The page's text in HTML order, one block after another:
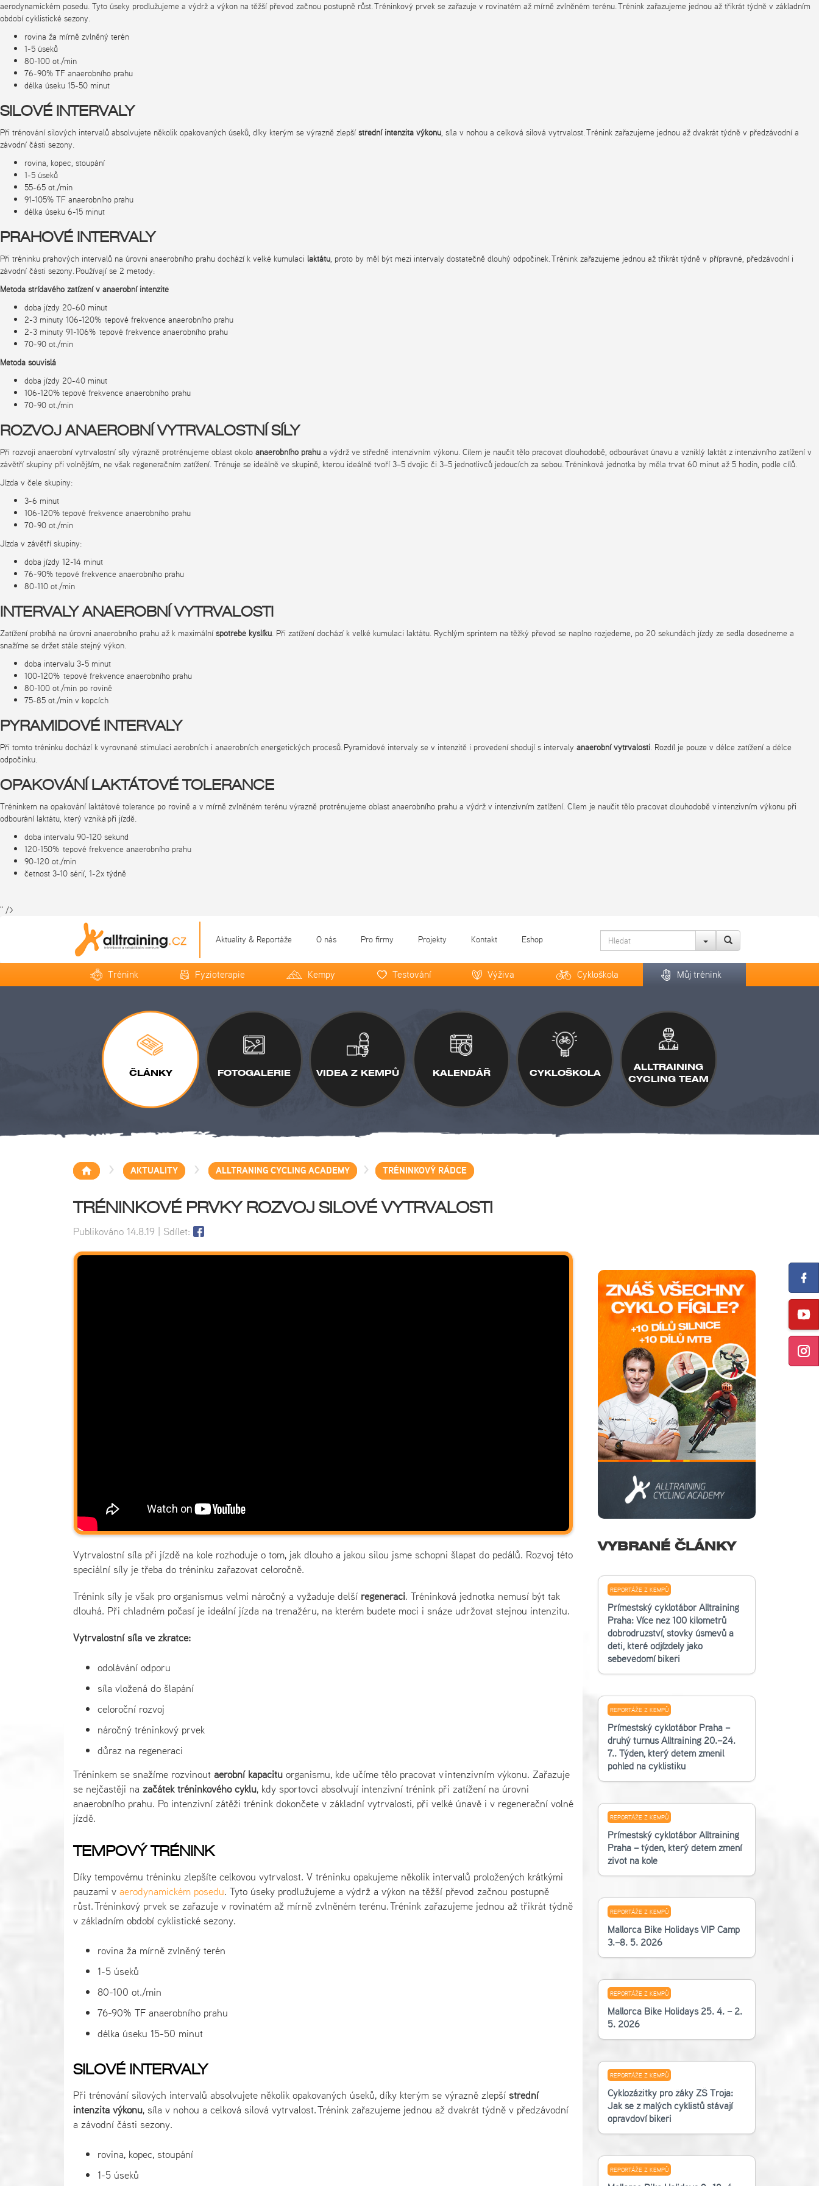
aerodynamickém posedu. Tyto úseky prodlužujeme a výdrž a výkon na těžší převod začnou postupně růst. Tréninkový prvek se zařazuje v rovinatém až mírně zvlněném terénu. Trénink zařazujeme jednou až třikrát týdně v základním
období cyklistické sezony.
rovina ža mírně zvlněný terén
1-5 úseků
80-100 ot./min
76-90% TF anaerobního prahu
délka úseku 15-50 minut
SILOVÉ INTERVALY
Při trénování silových intervalů absolvujete několik opakovaných úseků, díky kterým se výrazně zlepší střední intenzita výkonu, síla v nohou a celková silová vytrvalost. Trénink zařazujeme jednou až dvakrát týdně v předzávodní a
závodní části sezony.
rovina, kopec, stoupání
1-5 úseků
55-65 ot./min
91-105% TF anaerobního prahu
délka úseku 6-15 minut
PRAHOVÉ INTERVALY
Při tréninku prahových intervalů na úrovni anaerobního prahu dochází k velké kumulaci laktátu, proto by měl být mezi intervaly dostatečně dlouhý odpočinek. Trénink zařazujeme jednou až třikrát týdně v přípravné, předzávodní i
závodní části sezony. Používají se 2 metody:
Metoda střídavého zatížení v anaerobní intenzitě
doba jízdy 20-60 minut
2-3 minuty 106-120% tepové frekvence anaerobního prahu
2-3 minuty 91-106% tepové frekvence anaerobního prahu
70-90 ot./min
Metoda souvislá
doba jízdy 20-40 minut
106-120% tepové frekvence anaerobního prahu
70-90 ot./min
ROZVOJ ANAEROBNÍ VYTRVALOSTNÍ SÍLY
Při rozvoji anaerobní vytrvalostní síly výrazně protrénujeme oblast okolo anaerobního prahu a výdrž ve středně intenzivním výkonu. Cílem je naučit tělo pracovat dlouhodobě, odbourávat únavu a vzniklý laktát z intenzivního zatížení v
závětří skupiny při volnějším, ne však regeneračním zatížení. Trénuje se ideálně ve skupině, kterou ideálně tvoří 3–5 dvojic či 3–5 jednotlivců jedoucích za sebou. Tréninková jednotka by měla trvat 60 minut až 5 hodin, podle cílů.
Jízda v čele skupiny:
3-6 minut
106-120% tepové frekvence anaerobního prahu
70-90 ot./min
Jízda v závětří skupiny:
doba jízdy 12-14 minut
76-90% tepové frekvence anaerobního prahu
80-110 ot./min
INTERVALY ANAEROBNÍ VYTRVALOSTI
Zatížení probíhá na úrovni anaerobního prahu až k maximální spotřebě kyslíku. Při zatížení dochází k velké kumulaci laktátu. Rychlým sprintem na těžký převod se naplno rozjedeme, po 20 sekundách jízdy ze sedla dosedneme a
snažíme se držet stále stejný výkon.
doba intervalu 3-5 minut
100-120% tepové frekvence anaerobního prahu
80-100 ot./min po rovině
75-85 ot./min v kopcích
PYRAMIDOVÉ INTERVALY
Při tomto tréninku dochází k vyrovnané stimulaci aerobních i anaerobních energetických procesů. Pyramidové intervaly se v intenzitě i provedení shodují s intervaly anaerobní vytrvalosti. Rozdíl je pouze v délce zatížení a délce
odpočinku.
OPAKOVÁNÍ LAKTÁTOVÉ TOLERANCE
Tréninkem na opakování laktátové tolerance po rovině a v mírně zvlněném terénu výrazně protrénujeme oblast anaerobního prahu a výdrž v intenzivním zatížení. Cílem je naučit tělo pracovat dlouhodobě v intenzivním výkonu při
odbourání laktátu, který vzniká při jízdě.
doba intervalu 90-120 sekund
120-150% tepové frekvence anaerobního prahu
90-120 ot./min
četnost 3-10 sérií, 1-2x týdně
" />
Aktuality & Reportáže O nás Pro firmy Projekty Kontakt Eshop
Trénink Fyzioterapie Kempy Testování Výživa Cykloškola Můj trénink
ČLÁNKY FOTOGALERIE VIDEA Z KEMPŮ KALENDÁŘ CYKLOŠKOLA
ALLTRAINING
CYCLING TEAM
> AKTUALITY > ALLTRANING CYCLING ACADEMY > TRÉNINKOVÝ RÁDCE
TRÉNINKOVÉ PRVKY ROZVOJ SILOVÉ VYTRVALOSTI
Publikováno 14.8.19 | Sdílet:
Vytrvalostní síla při jízdě na kole rozhoduje o tom, jak dlouho a jakou silou jsme schopni šlapat do pedálů. Rozvoj této
speciální síly je třeba do tréninku zařazovat celoročně.
Trénink síly je však pro organismus velmi náročný a vyžaduje delší regeneraci. Tréninková jednotka nemusí být tak
dlouhá. Při chladném počasí je ideální jízda na trenažéru, na kterém budete moci i snáze udržovat stejnou intenzitu.
Vytrvalostní síla ve zkratce:
odolávání odporu
síla vložená do šlapání
celoroční rozvoj
náročný tréninkový prvek
důraz na regeneraci
Tréninkem se snažíme rozvinoutaerobní kapacituorganismu, kde učíme tělo pracovat v intenzivním výkonu. Zařazuje
se nejčastěji na začátek tréninkového cyklu, kdy sportovci absolvují intenzivní trénink při zatížení na úrovni
anaerobního prahu. Po intenzivní zátěži trénink dokončete v základní vytrvalosti, při velké únavě i v regenerační volné
jízdě.
TEMPOVÝ TRÉNINK
Díky tempovému tréninku zlepšíte celkovou vytrvalost. V tréninku opakujeme několik intervalů proložených krátkými
pauzami v aerodynamickém posedu. Tyto úseky prodlužujeme a výdrž a výkon na těžší převod začnou postupně
růst. Tréninkový prvek se zařazuje v rovinatém až mírně zvlněném terénu. Trénink zařazujeme jednou až třikrát týdně
v základním období cyklistické sezony.
rovina ža mírně zvlněný terén
1-5 úseků
80-100 ot./min
76-90% TF anaerobního prahu
délka úseku 15-50 minut
SILOVÉ INTERVALY
Při trénování silových intervalů absolvujete několik opakovaných úseků, díky kterým se výrazně zlepší střední
intenzita výkonu, síla v nohou a celková silová vytrvalost. Trénink zařazujeme jednou až dvakrát týdně v předzávodní
a závodní části sezony.
rovina, kopec, stoupání
1-5 úseků
VYBRANÉ ČLÁNKY
REPORTÁŽE Z KEMPŮ
Příměstský cyklotábor Alltraining
Praha: Více než 100 kilometrů
dobrodružství, stovky úsměvů a
děti, které odjížděly jako
sebevědomí bikeři
REPORTÁŽE Z KEMPŮ
Příměstský cyklotábor Praha –
druhý turnus Alltraining 20.–24.
7.. Týden, který dětem změnil
pohled na cyklistiku
REPORTÁŽE Z KEMPŮ
Příměstský cyklotábor Alltraining
Praha – týden, který dětem změní
život na kole
REPORTÁŽE Z KEMPŮ
Mallorca Bike Holidays VIP Camp
3.–8. 5. 2026
REPORTÁŽE Z KEMPŮ
Mallorca Bike Holidays 25. 4. – 2.
5. 2026
REPORTÁŽE Z KEMPŮ
Cyklozážitky pro žáky ZŠ Troja:
Jak se z malých cyklistů stávají
opravdoví bikeři
REPORTÁŽE Z KEMPŮ